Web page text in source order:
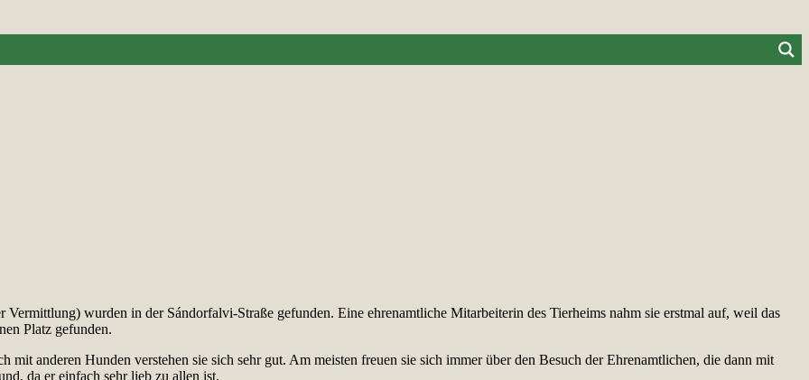
wurden in der Sándorfalvi-Straße gefunden. Eine ehrenamtliche Mitarbeiterin des Tierheims nahm sie erstmal auf, weil das
Platz gefunden.
anderen Hunden verstehen sie sich sehr gut. Am meisten freuen sie sich immer über den Besuch der Ehrenamtlichen, die dann mit
da er einfach sehr lieb zu allen ist.